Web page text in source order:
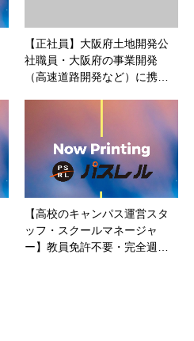
【正社員】大阪府土地開発公
社職員・大阪府の事業開発
（高速道路開発など）に携…
【高校のキャンパス運営スタ
ッフ・スクールマネージャ
ー】教員免許不要・完全週…